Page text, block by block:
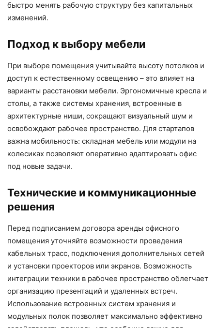
быстро менять рабочую структуру без капитальных
изменений.
Подход к выбору мебели
При выборе помещения учитывайте высоту потолков и
доступ к естественному освещению – это влияет на
варианты расстановки мебели. Эргономичные кресла и
столы, а также системы хранения, встроенные в
архитектурные ниши, сокращают визуальный шум и
освобождают рабочее пространство. Для стартапов
важна мобильность: складная мебель или модули на
колесиках позволяют оперативно адаптировать офис
под новые задачи.
Технические и коммуникационные
решения
Перед подписанием договора аренды офисного
помещения уточняйте возможности проведения
кабельных трасс, подключения дополнительных сетей
и установки проекторов или экранов. Возможность
интеграции техники в рабочее пространство облегчает
организацию презентаций и удаленных встреч.
Использование встроенных систем хранения и
модульных полок позволяет максимально эффективно